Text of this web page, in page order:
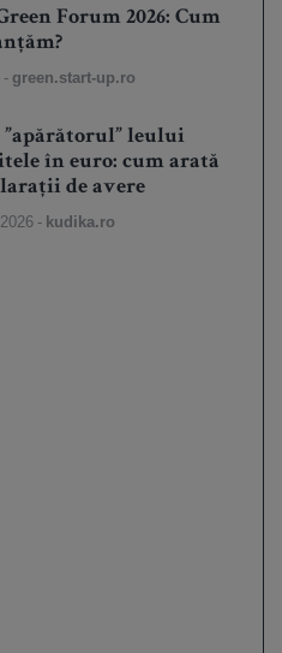
Forum 2026: Cum
- green.start-up.ro
”apărătorul” leului
în euro: cum arată
de avere
- kudika.ro